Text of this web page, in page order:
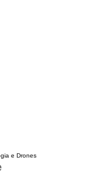
e Drones